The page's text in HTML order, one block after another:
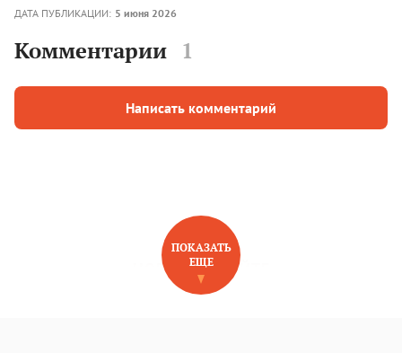
ДАТА ПУБЛИКАЦИИ: 5 июня 2026
Комментарии 1
Написать комментарий
НОВОЕ НА САЙТЕ
ПОКАЗАТЬ
ЕЩЕ